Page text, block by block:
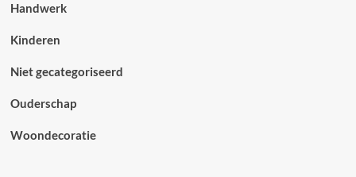
Handwerk
Kinderen
Niet gecategoriseerd
Ouderschap
Woondecoratie